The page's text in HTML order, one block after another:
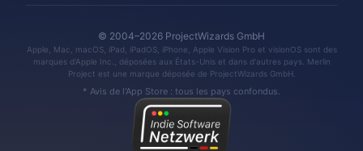
© 2004–2026 ProjectWizards GmbH
Apple, Mac, macOS, iPad, iPadOS, iPhone, Apple Vision Pro et visionOS sont des
marques d'Apple Inc., déposées aux États-Unis et dans d'autres pays. Merlin
Project est une marque déposée de ProjectWizards GmbH.
* Avis de l'App Store : tous les pays confondus.